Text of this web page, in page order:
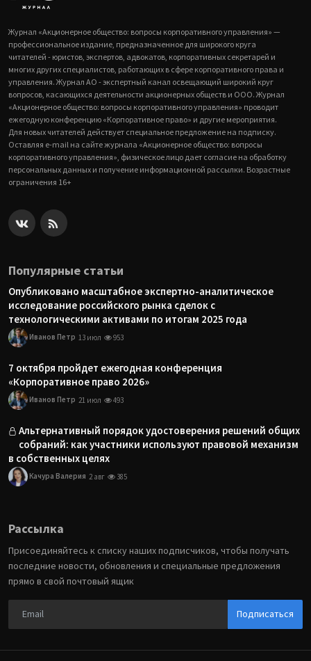
Журнал «Акционерное общество: вопросы корпоративного управления» —
профессиональное издание, предназначенное для широкого круга
читателей - юристов, экспертов, адвокатов, корпоративных секретарей и
многих других специалистов, работающих в сфере корпоративного права и
управления. Журнал АО - экспертный канал освещающий широкий круг
вопросов, касающихся деятельности акционерных обществ и ООО. Журнал
«Акционерное общество: вопросы корпоративного управления» проводит
ежегодную конференцию «Корпоративное право» и другие мероприятия.
Для новых читателей действует специальное предложение на подписку.
Оставляя e-mail на сайте журнала «Акционерное общество: вопросы
корпоративного управления», физическое лицо дает согласие на обработку
персональных данных и получение информационной рассылки. Возрастные
ограничения 16+
Популярные статьи
Опубликовано масштабное экспертно-аналитическое
исследование российского рынка сделок с
технологическими активами по итогам 2025 года
Иванов Петр 13 июл 953
7 октября пройдет ежегодная конференция
«Корпоративное право 2026»
Иванов Петр 21 июл 493
Альтернативный порядок удостоверения решений общих
собраний: как участники используют правовой механизм
в собственных целях
Качура Валерия 2 авг 385
Рассылка
Присоединяйтесь к списку наших подписчиков, чтобы получать
последние новости, обновления и специальные предложения
прямо в свой почтовый ящик
Подписаться